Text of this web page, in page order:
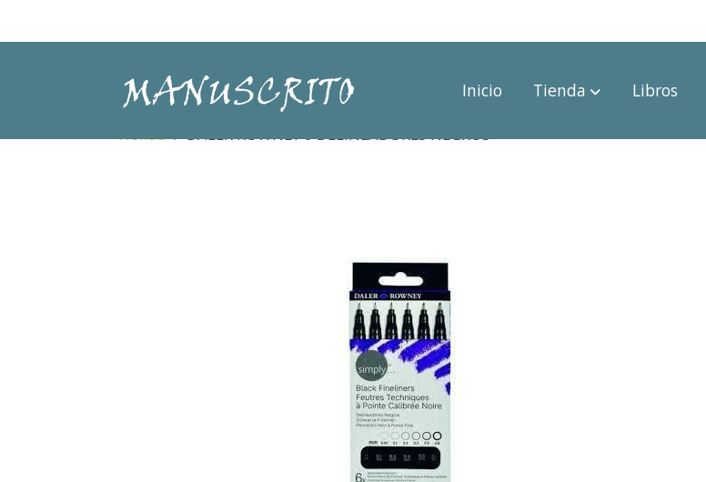
Inicio Tienda Libros
Tienda DALER ROWNEY 6 DELINEADORES NEGROS